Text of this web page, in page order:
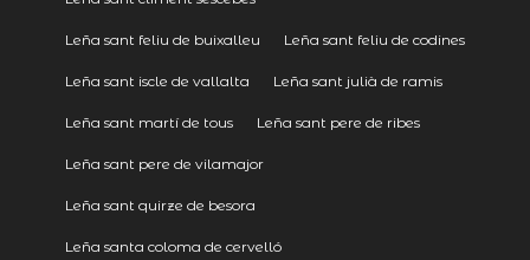
Leña sant feliu de buixalleu Leña sant feliu de codines
Leña sant iscle de vallalta Leña sant julià de ramis
Leña sant martí de tous Leña sant pere de ribes
Leña sant pere de vilamajor
Leña sant quirze de besora
Leña santa coloma de cervelló